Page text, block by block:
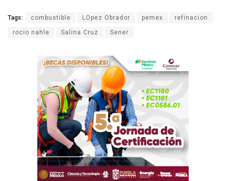
Tags: combustible LOpez Obrador pemex refinacion
rocio nahle Salina Cruz Sener